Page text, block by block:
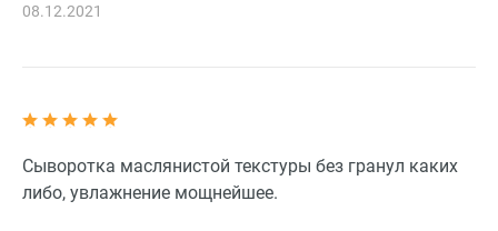
08.12.2021
Сыворотка маслянистой текстуры без гранул каких
либо, увлажнение мощнейшее.